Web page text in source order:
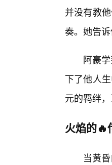
并没有教
奏。她告
阿豪
下了他人
元的羁绊
火焰的🔥
当黄